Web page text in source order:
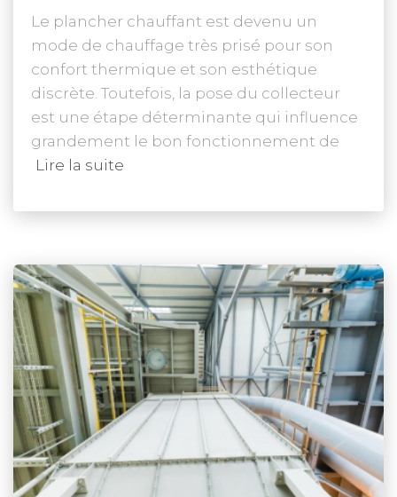
Le plancher chauffant est devenu un
mode de chauffage très prisé pour son
confort thermique et son esthétique
discrète. Toutefois, la pose du collecteur
est une étape déterminante qui influence
grandement le bon fonctionnement de
Lire la suite